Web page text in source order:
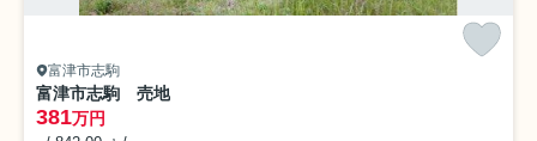
富津市志駒
富津市志駒 売地
381万円